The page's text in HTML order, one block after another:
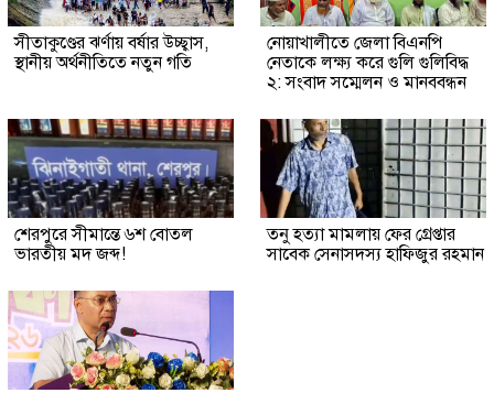
সীতাকুণ্ডের ঝর্ণায় বর্ষার উচ্ছ্বাস,
স্থানীয় অর্থনীতিতে নতুন গতি
নোয়াখালীতে জেলা বিএনপি
নেতাকে লক্ষ্য করে গুলি গুলিবিদ্ধ
২: সংবাদ সম্মেলন ও মানববন্ধন
শেরপুরে সীমান্তে ৬শ বোতল
ভারতীয় মদ জব্দ!
তনু হত্যা মামলায় ফের গ্রেপ্তার
সাবেক সেনাসদস্য হাফিজুর রহমান